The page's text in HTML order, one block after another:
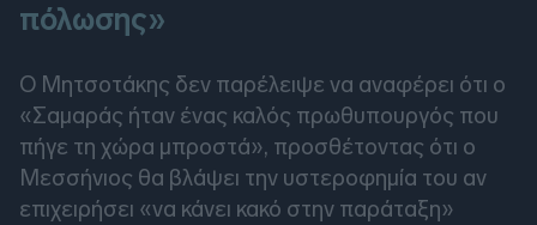
πόλωσης»
Ο Μητσοτάκης δεν παρέλειψε να αναφέρει ότι ο
«Σαμαράς ήταν ένας καλός πρωθυπουργός που
πήγε τη χώρα μπροστά», προσθέτοντας ότι ο
Μεσσήνιος θα βλάψει την υστεροφημία του αν
επιχειρήσει «να κάνει κακό στην παράταξη»